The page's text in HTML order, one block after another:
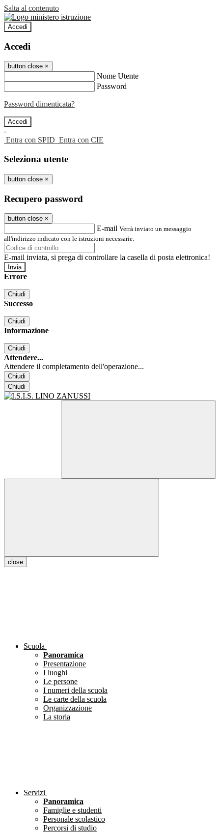
Salta al contenuto
Accedi
Accedi
button close ×
Nome Utente
Password
Password dimenticata?
-
Entra con SPID Entra con CIE
Seleziona utente
button close ×
Recupero password
button close ×
E-mail Verrà inviato un messaggio
all'indirizzo indicato con le istruzioni necessarie.
E-mail inviata, si prega di controllare la casella di posta elettronica!
Errore
Chiudi
Successo
Chiudi
Informazione
Chiudi
Attendere...
Attendere il completamento dell'operazione...
Chiudi
Chiudi
close
Scuola
Panoramica
Presentazione
I luoghi
Le persone
I numeri della scuola
Le carte della scuola
Organizzazione
La storia
Servizi
Panoramica
Famiglie e studenti
Personale scolastico
Percorsi di studio